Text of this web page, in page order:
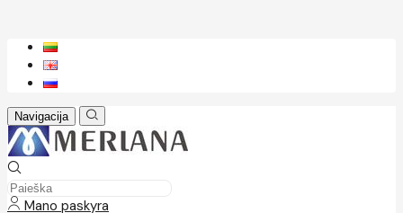
Navigacija
Mano paskyra